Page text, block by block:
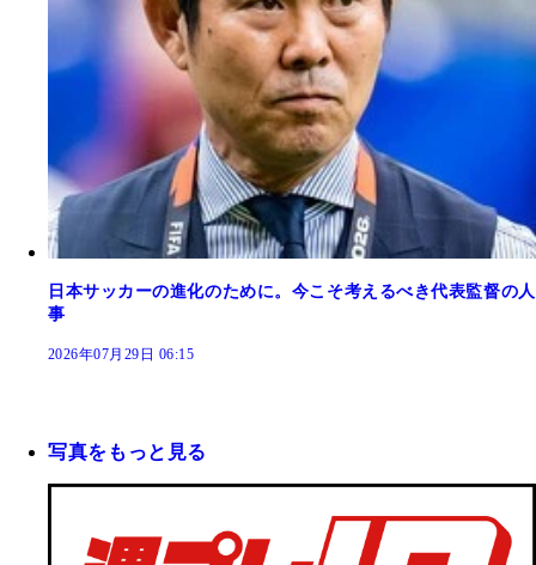
日本サッカーの進化のために。今こそ考えるべき代表監督の人
事
2026年07月29日 06:15
写真をもっと見る